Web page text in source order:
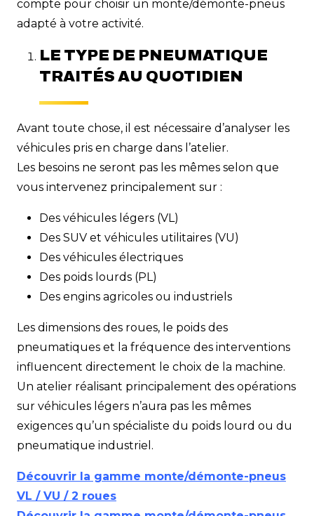
compte pour choisir un monte/démonte-pneus
adapté à votre activité.
LE TYPE DE PNEUMATIQUE
TRAITÉS AU QUOTIDIEN
Avant toute chose, il est nécessaire d’analyser les
véhicules pris en charge dans l’atelier.
Les besoins ne seront pas les mêmes selon que
vous intervenez principalement sur :
Des véhicules légers (VL)
Des SUV et véhicules utilitaires (VU)
Des véhicules électriques
Des poids lourds (PL)
Des engins agricoles ou industriels
Les dimensions des roues, le poids des
pneumatiques et la fréquence des interventions
influencent directement le choix de la machine.
Un atelier réalisant principalement des opérations
sur véhicules légers n’aura pas les mêmes
exigences qu’un spécialiste du poids lourd ou du
pneumatique industriel.
Découvrir la gamme monte/démonte-pneus
VL / VU / 2 roues